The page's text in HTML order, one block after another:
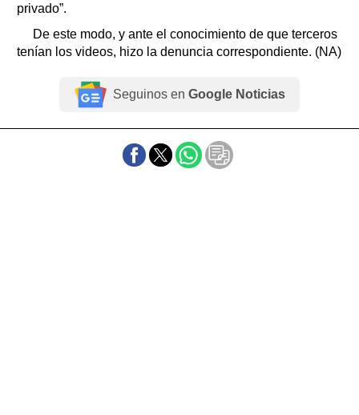
privado”.
De este modo, y ante el conocimiento de que terceros
tenían los videos, hizo la denuncia correspondiente. (NA)
Seguinos en Google Noticias